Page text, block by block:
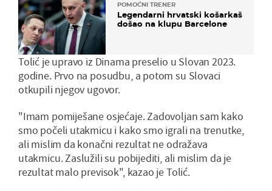
POMOĆNI TRENER
Legendarni hrvatski košarkaš
došao na klupu Barcelone
Tolić je upravo iz Dinama preselio u Slovan 2023.
godine. Prvo na posudbu, a potom su Slovaci
otkupili njegov ugovor.
"Imam pomiješane osjećaje. Zadovoljan sam kako
smo počeli utakmicu i kako smo igrali na trenutke,
ali mislim da konačni rezultat ne odražava
utakmicu. Zaslužili su pobijediti, ali mislim da je
rezultat malo previsok", kazao je Tolić.